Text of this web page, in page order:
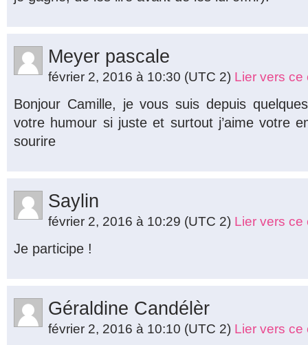
Meyer pascale
février 2, 2016 à 10:30 (UTC 2) Lier vers ce
Bonjour Camille, je vous suis depuis
votre humour si juste et surtout j’aime votre
sourire
Saylin
février 2, 2016 à 10:29 (UTC 2) Lier vers ce
Je participe !
Géraldine Candélèr
février 2, 2016 à 10:10 (UTC 2) Lier vers ce